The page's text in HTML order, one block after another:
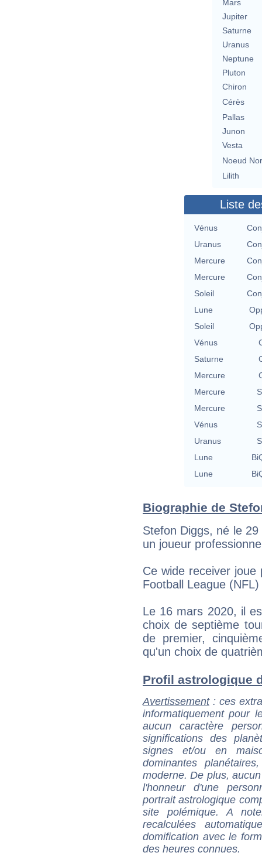
Mars
Jupiter
Saturne
Uranus
Neptune
Pluton
Chiron
Cérès
Pallas
Junon
Vesta
Noeud
Lilith
Liste
Vénus
Uranus
Mercure
Mercure
Soleil
Lune
Soleil
Vénus
Saturne
Mercure
Mercure
Mercure
Vénus
Uranus
Lune
Lune
Biographie de
Stefon Diggs, né le
un joueur
Ce wide receiver
Football League
Le 16 mars 2020, il
choix de septième
de premier,
qu'un choix de
Profil astrologique
Avertissement: ces
informatiquement pour
aucun caractère
significations des
signes et/ou en
dominantes
moderne. De plus,
l'honneur d'une
portrait astrologique
site polémique. A
recalculées
domification avec le
des heures connues.